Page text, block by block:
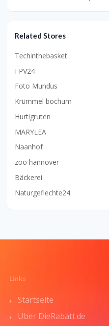
Related Stores
Techinthebasket
FPV24
Foto Mundus
Krümmel bochum
Hurtigruten
MARYLEA
Naanhof
zoo hannover
Bäckerei
Naturgeflechte24
Links
Startseite
Über DieRabatt.de